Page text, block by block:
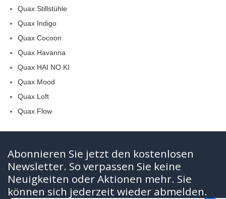
Quax Stillstühle
Quax Indigo
Quax Cocoon
Quax Havanna
Quax HAI NO KI
Quax Mood
Quax Loft
Quax Flow
Abonnieren Sie jetzt den kostenlosen
Newsletter. So verpassen Sie keine
Neuigkeiten oder Aktionen mehr. Sie
können sich jederzeit wieder abmelden.